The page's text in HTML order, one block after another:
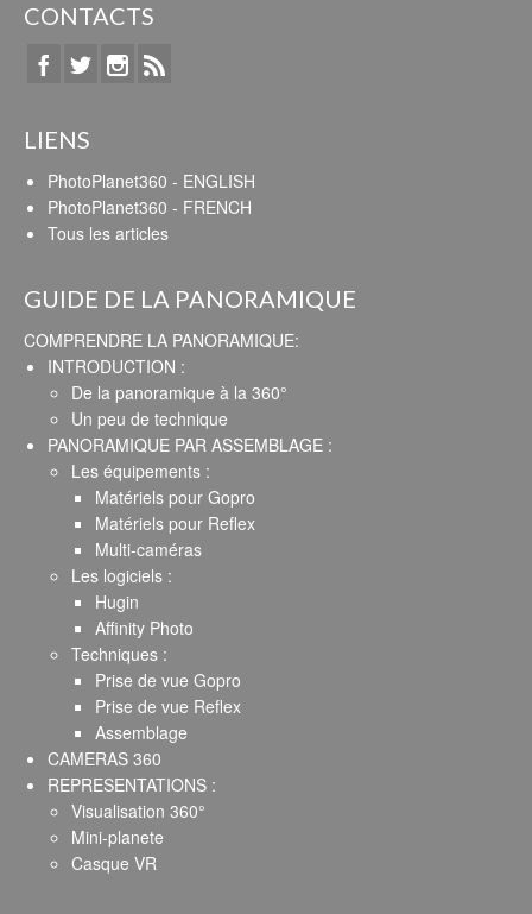
CONTACTS
LIENS
PhotoPlanet360 - ENGLISH
PhotoPlanet360 - FRENCH
Tous les articles
GUIDE DE LA PANORAMIQUE
COMPRENDRE LA PANORAMIQUE:
INTRODUCTION :
De la panoramique à la 360°
Un peu de technique
PANORAMIQUE PAR ASSEMBLAGE :
Les équipements :
Matériels pour Gopro
Matériels pour Reflex
Multi-caméras
Les logiciels :
Hugin
Affinity Photo
Techniques :
Prise de vue Gopro
Prise de vue Reflex
Assemblage
CAMERAS 360
REPRESENTATIONS :
Visualisation 360°
Mini-planete
Casque VR